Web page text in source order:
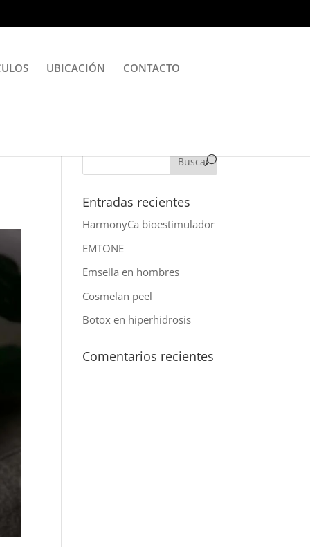
UBICACIÓN CONTACTO
Entradas recientes
HarmonyCa bioestimulador
EMTONE
Emsella en hombres
Cosmelan peel
Botox en hiperhidrosis
Comentarios recientes